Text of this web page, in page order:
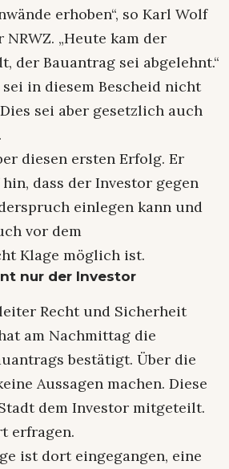
erhoben“, so Karl Wolf
„Heute kam der
der Bauantrag sei abgelehnt.“
in diesem Bescheid nicht
sei aber gesetzlich auch
diesen ersten Erfolg. Er
dass der Investor gegen
einlegen kann und
vor dem
Klage möglich ist.
nur der Investor
Recht und Sicherheit
am Nachmittag die
bestätigt. Über die
Aussagen machen. Diese
dem Investor mitgeteilt.
erfragen.
ist dort eingegangen, eine